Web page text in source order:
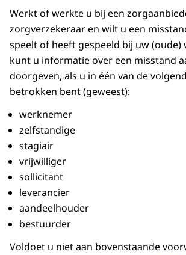
Werkt of werkte u bij een
zorgverzekeraar en wilt u een
speelt of heeft gespeeld bij uw (oude)
kunt u informatie over een misstand
doorgeven, als u in één van de
betrokken bent (geweest):
werknemer
zelfstandige
stagiair
vrijwilliger
sollicitant
leverancier
aandeelhouder
bestuurder
Voldoet u niet aan bovenstaande